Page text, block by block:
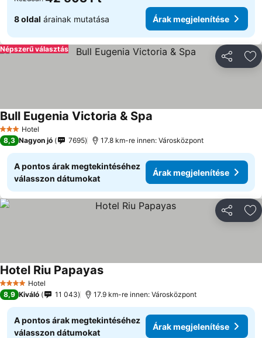
8 oldal árainak mutatása Árak megjelenítése
Népszerű választás
3 Kategória
Hotel
Bull Eugenia Victoria & Spa
8,3 Nagyon jó 7695 17.8 km-re innen: Városközpont
A pontos árak megtekintéséhez
válasszon dátumokat
Árak megjelenítése
4 KategóriaHotel
Hotel Riu Papayas
8,9 Kiváló 11 043 17.9 km-re innen: Városközpont
A pontos árak megtekintéséhez
válasszon dátumokat
Árak megjelenítése